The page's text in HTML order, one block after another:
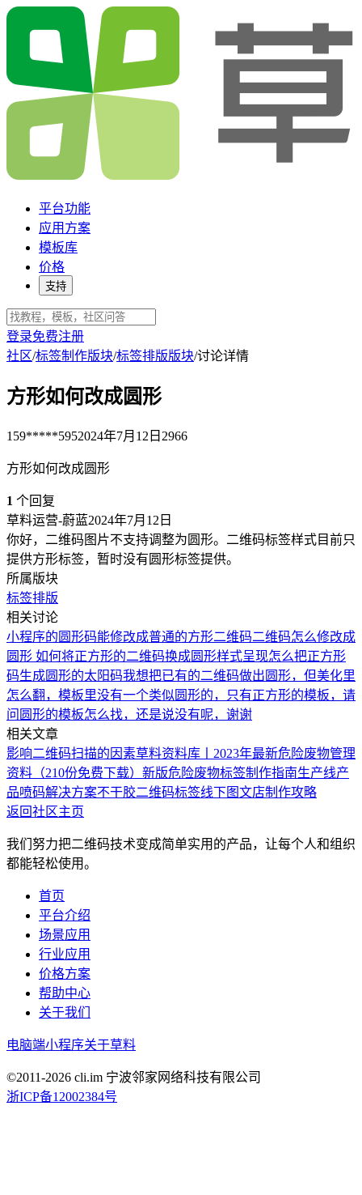
平台功能
应用方案
模板库
价格
支持
登录免费注册
社区/标签制作版块/标签排版版块/讨论详情
方形如何改成圆形
159*****5952024年7月12日 2966
方形如何改成圆形
1 个回复
草料运营-蔚蓝2024年7月12日
你好，二维码图片不支持调整为圆形。二维码标签样式目前只
提供方形标签，暂时没有圆形标签提供。
所属版块
标签排版
相关讨论
小程序的圆形码能修改成普通的方形二维码二维码怎么修改成
圆形 如何将正方形的二维码换成圆形样式呈现怎么把正方形
码生成圆形的太阳码我想把已有的二维码做出圆形，但美化里
怎么翻，模板里没有一个类似圆形的，只有正方形的模板，请
问圆形的模板怎么找，还是说没有呢，谢谢
相关文章
影响二维码扫描的因素草料资料库丨2023年最新危险废物管理
资料（210份免费下载） 新版危险废物标签制作指南生产线产
品喷码解决方案不干胶二维码标签线下图文店制作攻略
返回社区主页
我们努力把二维码技术变成简单实用的产品，让每个人和组织
都能轻松使用。
首页
平台介绍
场景应用
行业应用
价格方案
帮助中心
关于我们
电脑端小程序关于草料
©2011-2026 cli.im 宁波邻家网络科技有限公司
浙ICP备12002384号